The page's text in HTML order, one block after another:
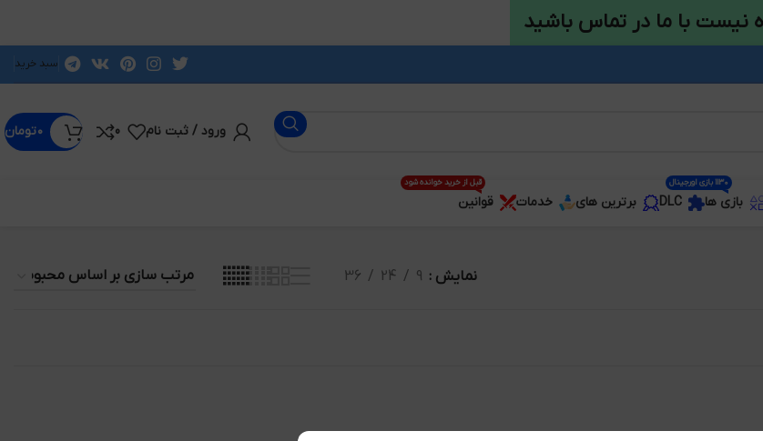
سبد خرید
ورود / ثبت نام 0 ۰تومان
بازی ها
1130 بازی اورجینال
DLC برترین های خدمات قوانین
قبل از خرید خوانده شود
نمایش 9
24
36
نیست با ما در تماس باشید